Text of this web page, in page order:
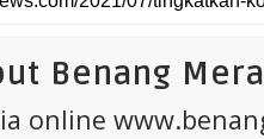
Benang
online